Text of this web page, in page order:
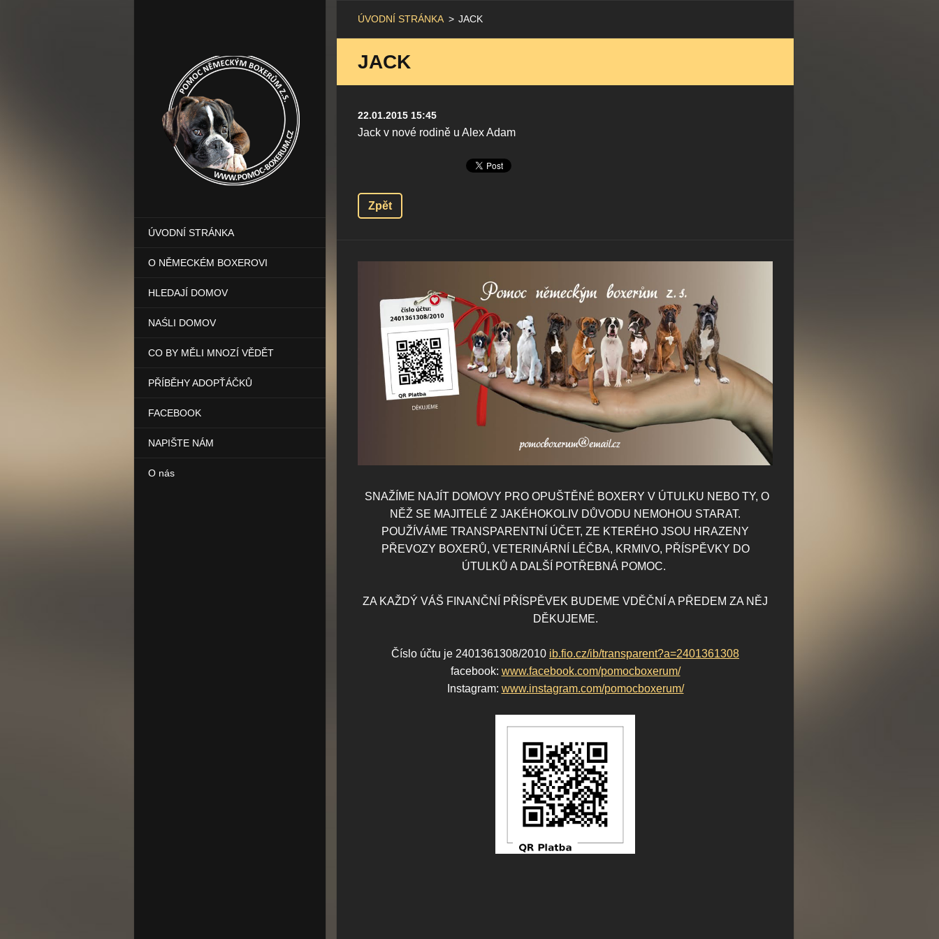
ÚVODNÍ STRÁNKA
O NĚMECKÉM BOXEROVI
HLEDAJÍ DOMOV
NAŚLI DOMOV
CO BY MĚLI MNOZÍ VĚDĚT
PŘÍBĚHY ADOPŤÁČKŮ
FACEBOOK
NAPIŠTE NÁM
O nás
ÚVODNÍ STRÁNKA > JACK
JACK
22.01.2015 15:45
Jack v nové rodině u Alex Adam
Zpět
SNAŽÍME NAJÍT DOMOVY PRO OPUŠTĚNÉ BOXERY V ÚTULKU NEBO TY, O
NĚŽ SE MAJITELÉ Z JAKÉHOKOLIV DŮVODU NEMOHOU STARAT.
POUŽÍVÁME TRANSPARENTNÍ ÚČET, ZE KTERÉHO JSOU HRAZENY
PŘEVOZY BOXERŮ, VETERINÁRNÍ LÉČBA, KRMIVO, PŘÍSPĚVKY DO
ÚTULKŮ A DALŠÍ POTŘEBNÁ POMOC.
ZA KAŽDÝ VÁŠ FINANČNÍ PŘÍSPĚVEK BUDEME VDĚČNÍ A PŘEDEM ZA NĚJ
DĚKUJEME.
Číslo účtu je 2401361308/2010 ib.fio.cz/ib/transparent?a=2401361308
facebook: www.facebook.com/pomocboxerum/
Instagram: www.instagram.com/pomocboxerum/